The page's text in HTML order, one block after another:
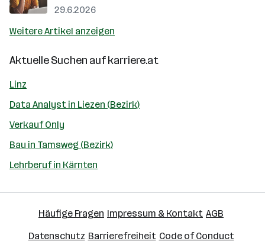
29.6.2026
Weitere Artikel anzeigen
Aktuelle Suchen aufkarriere.at
Linz
Data Analyst in Liezen (Bezirk)
Verkauf Only
Bau in Tamsweg (Bezirk)
Lehrberuf in Kärnten
Häufige Fragen Impressum & Kontakt AGB
Datenschutz Barrierefreiheit Code of Conduct